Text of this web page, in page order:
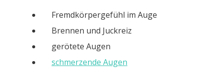
Fremdkörpergefühl im Auge
Brennen und Juckreiz
gerötete Augen
schmerzende Augen